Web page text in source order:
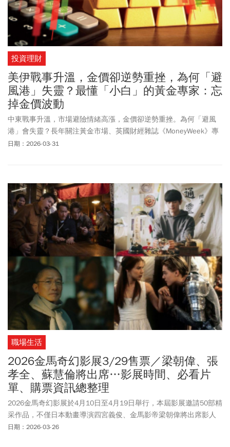
投資理財
美伊戰事升溫，金價卻逆勢重挫，為何「避
風港」失靈？最懂「小白」的黃金專家：忘
掉金價波動
中東戰事升溫，市場避險情緒高漲，金價卻逆勢重挫。為何「避風
港」會失靈？長年關注黃金市場、英國財經雜誌《MoneyWeek》專
欄作家弗里斯比提出他的觀察。
日期：2026-03-31
職場生活
2026金馬奇幻影展3/29售票／梁朝偉、張
孝全、蘇慧倫將出席…影展時間、必看片
單、購票資訊總整理
2026金馬奇幻影展於4月10日至4月19日舉行，本屆影展邀請50部精
采作品，不僅日本動畫導演四宮義俊、金馬影帝梁朝偉將出席影人
場次，備受矚目的台劇《欠妳的那場婚禮》也將在影展首映1、2
日期：2026-03-26